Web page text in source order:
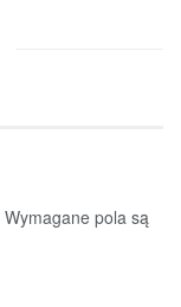
Wymagane pola są